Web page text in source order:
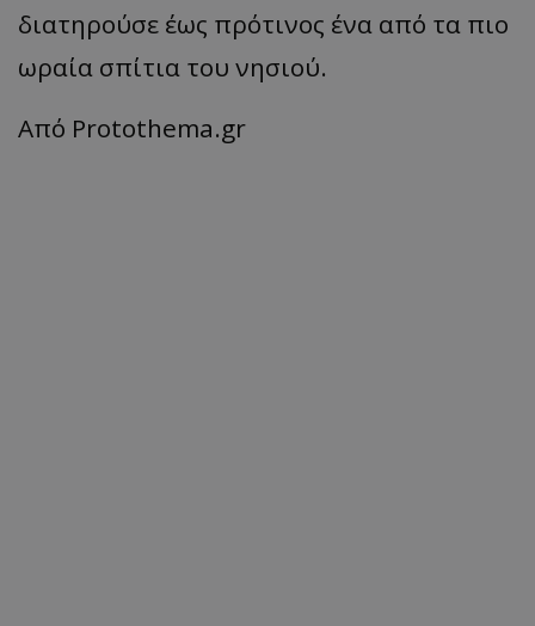
διατηρούσε έως πρότινος ένα από τα πιο
ωραία σπίτια του νησιού.
Από Protothema.gr